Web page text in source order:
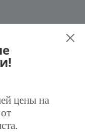
цены на